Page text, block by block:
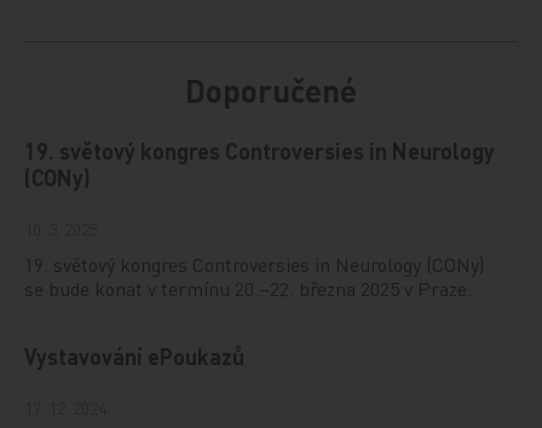
Doporučené
19. světový kongres Controversies in Neurology
(CONy)
19. světový kongres Controversies in Neurology (CONy)
se bude konat v termínu 20.–22. března 2025 v Praze.
Vystavování ePoukazů